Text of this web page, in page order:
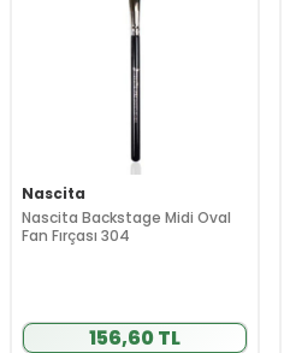
Nascita
Nascita Backstage Midi Oval
Fan Fırçası 304
156,60 TL